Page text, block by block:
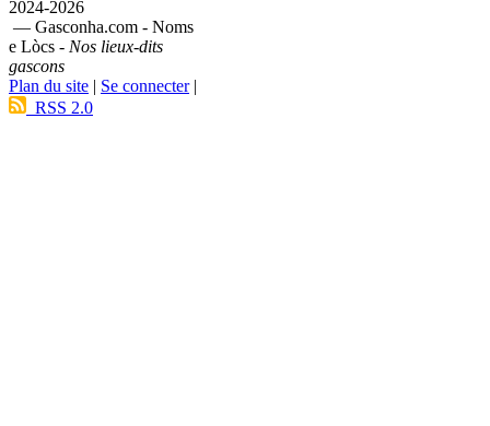
2024-2026
— Gasconha.com - Noms
e Lòcs - Nos lieux-dits
gascons
Plan du site | Se connecter|
RSS 2.0